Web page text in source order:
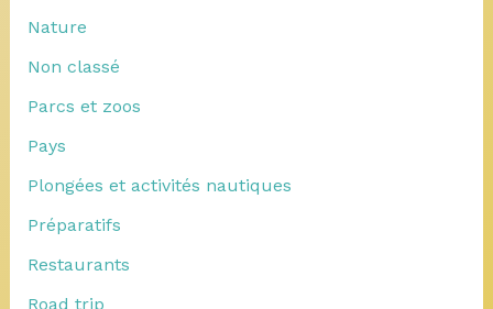
Nature
Non classé
Parcs et zoos
Pays
Plongées et activités nautiques
Préparatifs
Restaurants
Road trip